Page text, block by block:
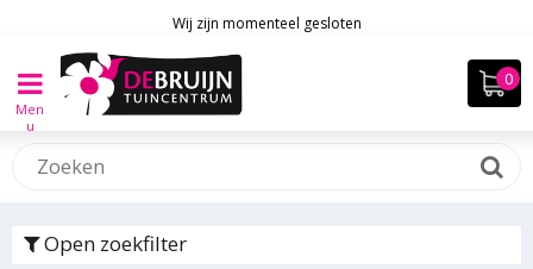
Men
u
Wij zijn momenteel gesloten
Open zoekfilter